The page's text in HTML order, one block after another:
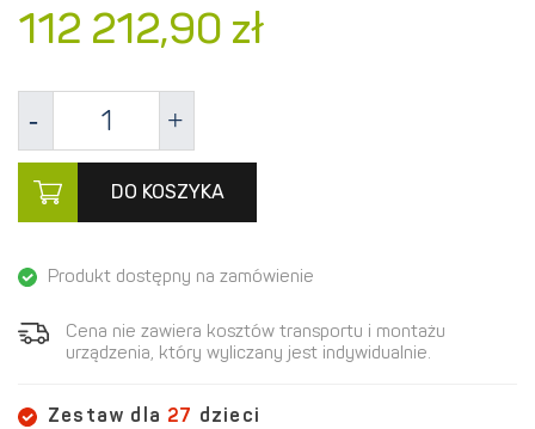
112 212,90 zł
DO KOSZYKA
Produkt dostępny na zamówienie
Cena nie zawiera kosztów transportu i montażu
urządzenia, który wyliczany jest indywidualnie.
Zestaw dla 27 dzieci